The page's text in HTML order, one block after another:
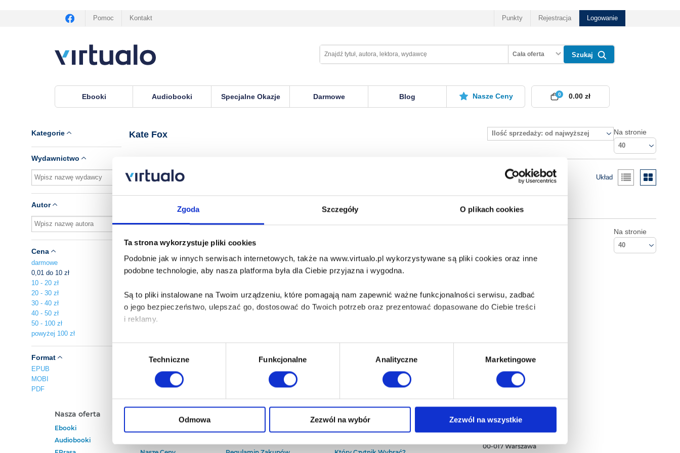
Zgoda Szczegóły O plikach cookies
Ta strona wykorzystuje pliki cookies
Podobnie jak w innych serwisach internetowych, także na www.virtualo.pl wykorzystywane są pliki cookies oraz inne
podobne technologie, aby nasza platforma była dla Ciebie przyjazna i wygodna.
Są to pliki instalowane na Twoim urządzeniu, które pomagają nam zapewnić ważne funkcjonalności serwisu, zadbać
o jego bezpieczeństwo, ulepszać go, dostosować do Twoich potrzeb oraz prezentować dopasowane do Ciebie treści
i reklamy.
Poza plikami, które są nam niezbędne do prawidłowego i bezpiecznego działania serwisu - są także takie, które wymagają
Twojej zgody.
Każda udzielona zgoda poprawi Twoje doświadczenia jeśli jesteś naszym Użytkownikiem.
Wybór
Techniczne Funkcjonalne Analityczne Marketingowe
Odmowa Zezwól na wybór Zezwól na wszystkie
Pomoc Kontakt Punkty Rejestracja Logowanie
Cała oferta Szukaj
Ebooki Audiobooki Specjalne Okazje Darmowe Blog Nasze Ceny 0
0.00 zł
Kategorie
Wydawnictwo
Autor
Cena
darmowe
0,01 do 10 zł
10 - 20 zł
20 - 30 zł
30 - 40 zł
40 - 50 zł
50 - 100 zł
powyżej 100 zł
Format
EPUB
MOBI
PDF
Kate Fox Ilość sprzedaży: od najwyższej Na stronie
40
Układ
Na stronie
40
Nasza oferta
Ebooki
Audiobooki
Baza wiedzy
Empik S.A
00-017 Warszawa